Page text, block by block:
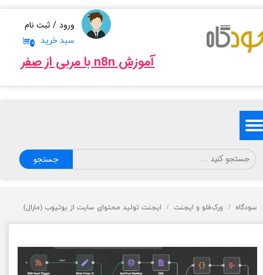
ورود / ثبت نام
حساب کاربری من
تغییر گذر واژه
۰ سبد خرید
آموزش n8n با مربی از صفر
جستجو
سودگاه ورک‌فلو و ایجنت ایجنت تولید محتوای سایت از یوتیوب (مارال)